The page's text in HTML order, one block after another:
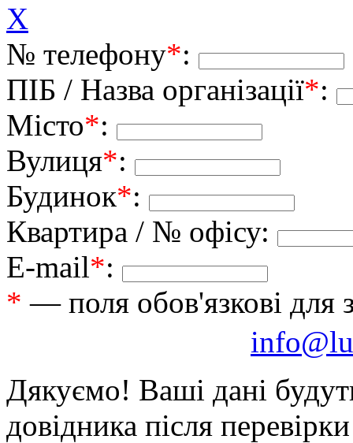
X
№ телефону*:
ПІБ / Назва організації*:
Місто*:
Вулиця*:
Будинок*:
Квартира / № офісу:
E-mail*:
* — поля обов'язкові для
Дякуємо! Ваші дані
довідника після